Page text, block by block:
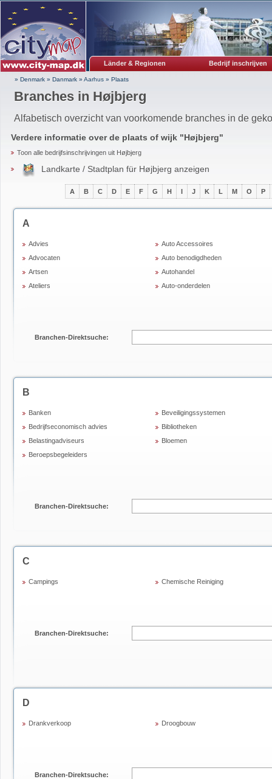
Länder & Regionen Bedrijf inschrijven
» Denmark » Danmark » Aarhus » Plaats
Branches in Højbjerg
Alfabetisch overzicht van voorkomende branches in de
Verdere informatie over de plaats of wijk "Højbjerg"
Toon alle bedrijfsinschrijvingen uit Højbjerg
Landkarte / Stadtplan für Højbjerg anzeigen
A B C D E F G H I J K L M O P
A
Advies
Advocaten
Artsen
Ateliers
Auto Accessoires
Auto benodigdheden
Autohandel
Auto-onderdelen
Branchen-Direktsuche:
B
Banken
Bedrijfseconomisch advies
Belastingadviseurs
Beroepsbegeleiders
Beveiligingssystemen
Bibliotheken
Bloemen
Branchen-Direktsuche:
C
Campings Chemische Reiniging
Branchen-Direktsuche:
D
Drankverkoop Droogbouw
Branchen-Direktsuche: